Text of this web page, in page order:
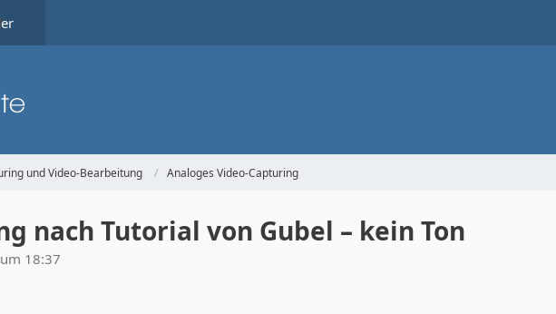
und Video-Bearbeitung Analoges Video-Capturing
nach Tutorial von Gubel – kein Ton
18:37